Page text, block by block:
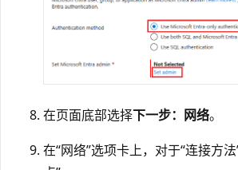
在页面底部选择下一步：网络。
在“网络”选项卡上，对于“连接方